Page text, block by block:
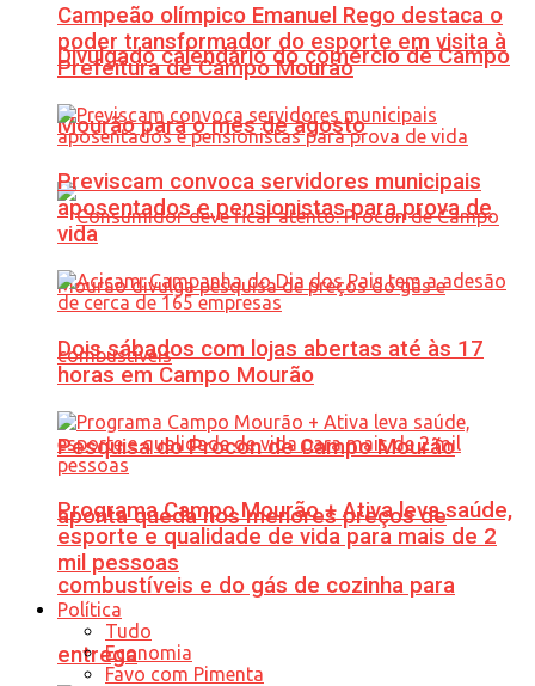
Divulgado calendário do comércio de Campo
Mourão para o mês de agosto
Pesquisa do Procon de Campo Mourão
aponta queda nos menores preços de
combustíveis e do gás de cozinha para
entrega
Campeão olímpico Emanuel Rego destaca o
poder transformador do esporte em visita à
Prefeitura de Campo Mourão
Previscam convoca servidores municipais
aposentados e pensionistas para prova de
vida
Dois sábados com lojas abertas até às 17
horas em Campo Mourão
Programa Campo Mourão + Ativa leva saúde,
esporte e qualidade de vida para mais de 2
mil pessoas
Política
Tudo
Economia
Favo com Pimenta